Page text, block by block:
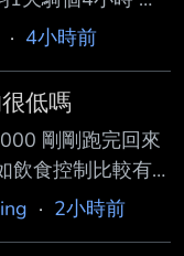
小時 月薪直逼6
~ -- 我們上班一
時以上 也不算薪
是算自己的啊 難
用喔~ 我的專業能
員? 我真的不行
· 4小時前
低嗎
剛剛跑完回來
飲食控制比較有
麵 換成堅果麵
· 2小時前